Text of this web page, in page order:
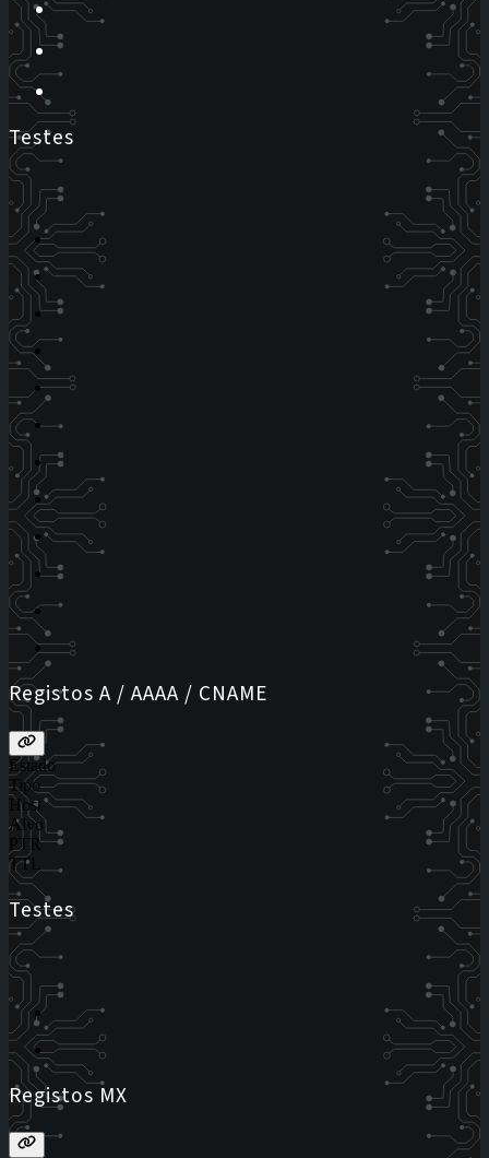
Testes
Registos A / AAAA / CNAME
Estado
Tipo
Host
Alvo
PTR
TTL
Testes
Registos MX